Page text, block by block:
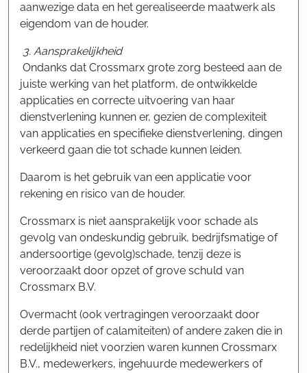
aanwezige data en het gerealiseerde maatwerk als
eigendom van de houder.
3. Aansprakelijkheid
Ondanks dat Crossmarx grote zorg besteed aan de
juiste werking van het platform, de ontwikkelde
applicaties en correcte uitvoering van haar
dienstverlening kunnen er, gezien de complexiteit
van applicaties en specifieke dienstverlening, dingen
verkeerd gaan die tot schade kunnen leiden.
Daarom is het gebruik van een applicatie voor
rekening en risico van de houder.
Crossmarx is niet aansprakelijk voor schade als
gevolg van ondeskundig gebruik, bedrijfsmatige of
andersoortige (gevolg)schade, tenzij deze is
veroorzaakt door opzet of grove schuld van
Crossmarx B.V.
Overmacht (ook vertragingen veroorzaakt door
derde partijen of calamiteiten) of andere zaken die in
redelijkheid niet voorzien waren kunnen Crossmarx
B.V., medewerkers, ingehuurde medewerkers of